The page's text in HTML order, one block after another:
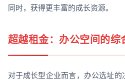
同时，获得更丰富的成长资源。
超越租金：办公空间的综
对于成长型企业而言，办公选址